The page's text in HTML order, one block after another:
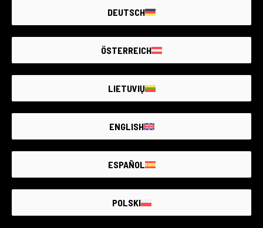
Condizione:Pari al nuovo
€70
Questi sono tutti gli articoli disponibili
DEUTSCH
ÖSTERREICH
LIETUVIŲ
ENGLISH
ESPAÑOL
POLSKI